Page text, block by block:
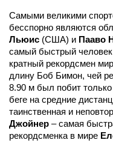
Самыми великими
бесспорно являются
Льюис (США) и Пааво
самый быстрый человек
кратный рекордсмен
длину Боб Бимон, чей
8.90 м был побит
беге на средние
таинственная и
Джойнер – самая
рекордсменка в мире